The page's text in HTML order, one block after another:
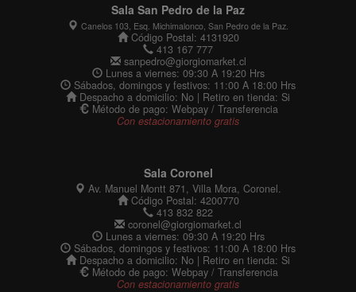
Sala San Pedro de la Paz
Canelos 103, Esq. Michimalonco, San Pedro de la Paz.
Código Postal: 4131920
413 167 777
sanpedro@giorgiomarket.cl
Lunes a viernes: 09:30 A 19:20 Hrs
Sábados, domingos y festivos: 11:00 A 18:00 Hrs
Despacho a domicilio: No | Retiro en tienda: Si
Método de pago: Webpay / Transferencia
Con estacionamiento gratis
Sala Coronel
Av. Manuel Montt 871, Villa Mora, Coronel.
Código Postal: 4200770
413 832 822
coronel@giorgiomarket.cl
Lunes a viernes: 09:30 A 19:20 Hrs
Sábados, domingos y festivos: 11:00 A 18:00 Hrs
Despacho a domicilio: No | Retiro en tienda: Si
Método de pago: Webpay / Transferencia
Con estacionamiento gratis